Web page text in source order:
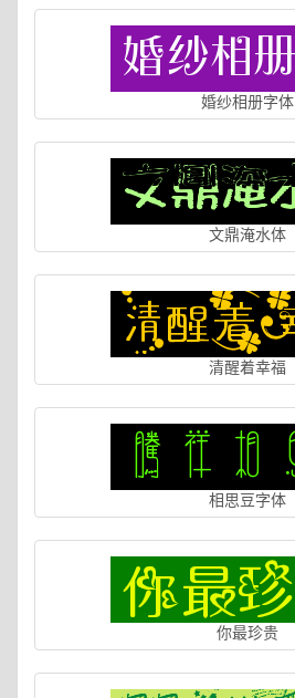
婚纱相册字体
文鼎淹水体
清醒着幸福
相思豆字体
你最珍贵